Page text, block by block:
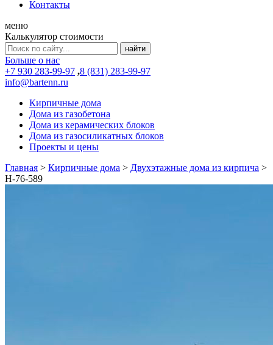
Контакты
меню
Калькулятор стоимости
Больше о нас
+7 930 283-99-97 ,8 (831) 283-99-97
info@bartenn.ru
Кирпичные дома
Дома из газобетона
Дома из керамических блоков
Дома из газосиликатных блоков
Проекты и цены
Главная > Кирпичные дома > Двухэтажные дома из кирпича >
Н-76-589